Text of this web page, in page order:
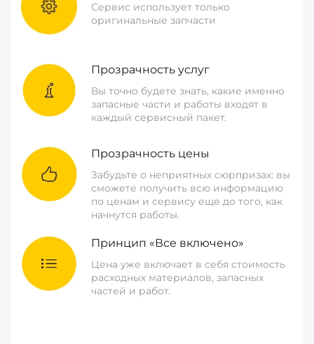
Сервис использует только
оригинальные запчасти
Прозрачность услуг
Вы точно будете знать, какие именно
запасные части и работы входят в
каждый сервисный пакет.
Прозрачность цены
Забудьте о неприятных сюрпризах: вы
сможете получить всю информацию
по ценам и сервису еще до того, как
начнутся работы.
Принцип «Все включено»
Цена уже включает в себя стоимость
расходных материалов, запасных
частей и работ.